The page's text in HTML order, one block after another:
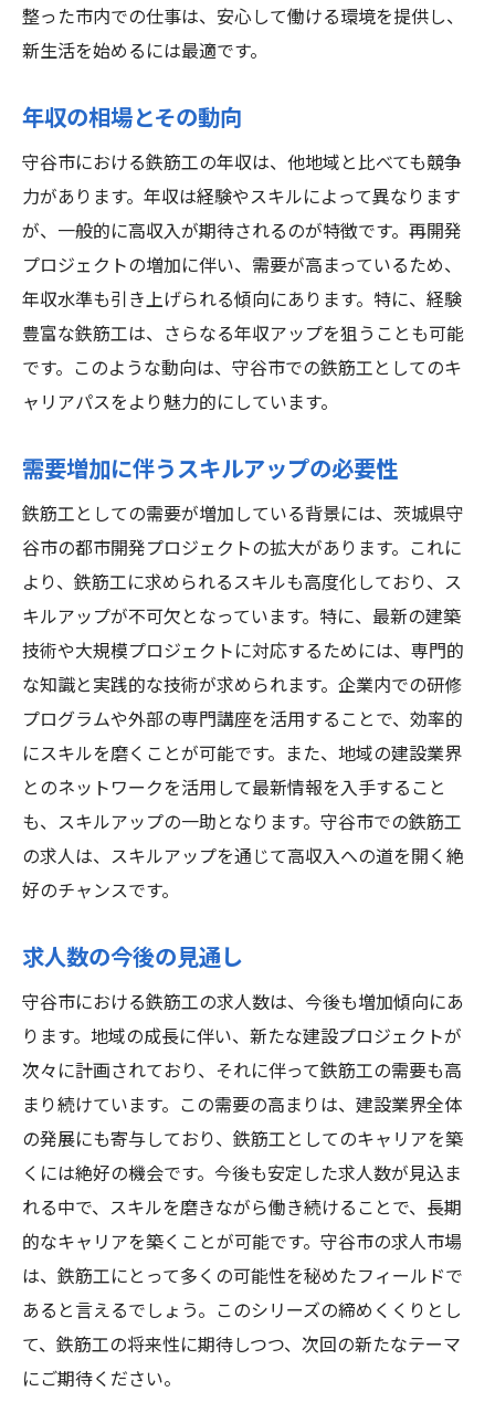
整った市内での仕事は、安心して働ける環境を提供し、
新生活を始めるには最適です。
年収の相場とその動向
守谷市における鉄筋工の年収は、他地域と比べても競争
力があります。年収は経験やスキルによって異なります
が、一般的に高収入が期待されるのが特徴です。再開発
プロジェクトの増加に伴い、需要が高まっているため、
年収水準も引き上げられる傾向にあります。特に、経験
豊富な鉄筋工は、さらなる年収アップを狙うことも可能
です。このような動向は、守谷市での鉄筋工としてのキ
ャリアパスをより魅力的にしています。
需要増加に伴うスキルアップの必要性
鉄筋工としての需要が増加している背景には、茨城県守
谷市の都市開発プロジェクトの拡大があります。これに
より、鉄筋工に求められるスキルも高度化しており、ス
キルアップが不可欠となっています。特に、最新の建築
技術や大規模プロジェクトに対応するためには、専門的
な知識と実践的な技術が求められます。企業内での研修
プログラムや外部の専門講座を活用することで、効率的
にスキルを磨くことが可能です。また、地域の建設業界
とのネットワークを活用して最新情報を入手すること
も、スキルアップの一助となります。守谷市での鉄筋工
の求人は、スキルアップを通じて高収入への道を開く絶
好のチャンスです。
求人数の今後の見通し
守谷市における鉄筋工の求人数は、今後も増加傾向にあ
ります。地域の成長に伴い、新たな建設プロジェクトが
次々に計画されており、それに伴って鉄筋工の需要も高
まり続けています。この需要の高まりは、建設業界全体
の発展にも寄与しており、鉄筋工としてのキャリアを築
くには絶好の機会です。今後も安定した求人数が見込ま
れる中で、スキルを磨きながら働き続けることで、長期
的なキャリアを築くことが可能です。守谷市の求人市場
は、鉄筋工にとって多くの可能性を秘めたフィールドで
あると言えるでしょう。このシリーズの締めくくりとし
て、鉄筋工の将来性に期待しつつ、次回の新たなテーマ
にご期待ください。